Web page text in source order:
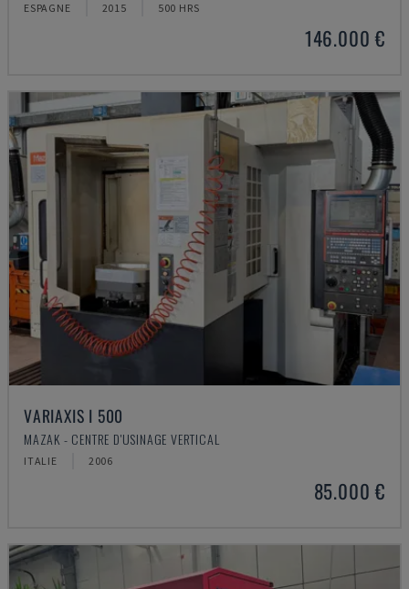
ESPAGNE 2015 500 HRS
146.000 €
VARIAXIS I 500
MAZAK - CENTRE D'USINAGE VERTICAL
ITALIE 2006
85.000 €